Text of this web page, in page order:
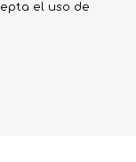
el uso de